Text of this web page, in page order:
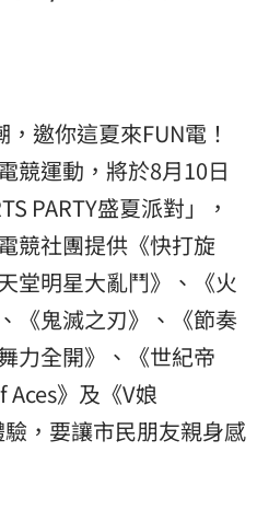
，邀你這夏來FUN電！
競運動，將於8月10日
PARTY盛夏派對」，
競社團提供《快打旋
堂明星大亂鬥》、《火
《鬼滅之刃》、《節奏
力全開》、《世紀帝
Aces》及《V娘
，要讓市民朋友親身感